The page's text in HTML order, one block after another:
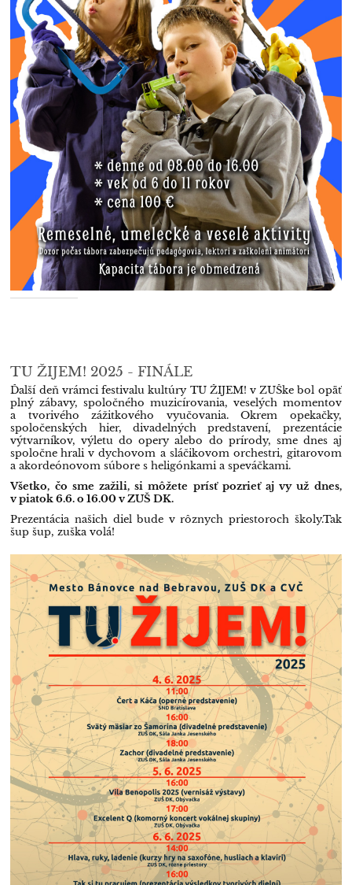
TU ŽIJEM! 2025 - FINÁLE
Ďalší deň vrámci festivalu kultúry TU ŽIJEM! v ZUŠke bol opäť
plný zábavy, spoločného muzicírovania, veselých momentov
a tvorivého zážitkového vyučovania. Okrem opekačky,
spoločenských hier, divadelných predstavení, prezentácie
výtvarníkov, výletu do opery alebo do prírody, sme dnes aj
spoločne hrali v dychovom a sláčikovom orchestri, gitarovom
a akordeónovom súbore s heligónkami a speváčkami.
Všetko, čo sme zažili, si môžete prísť pozrieť aj vy už dnes,
v piatok 6.6. o 16.00 v ZUŠ DK.
Prezentácia našich diel bude v rôznych priestoroch školy.Tak
šup šup, zuška volá!